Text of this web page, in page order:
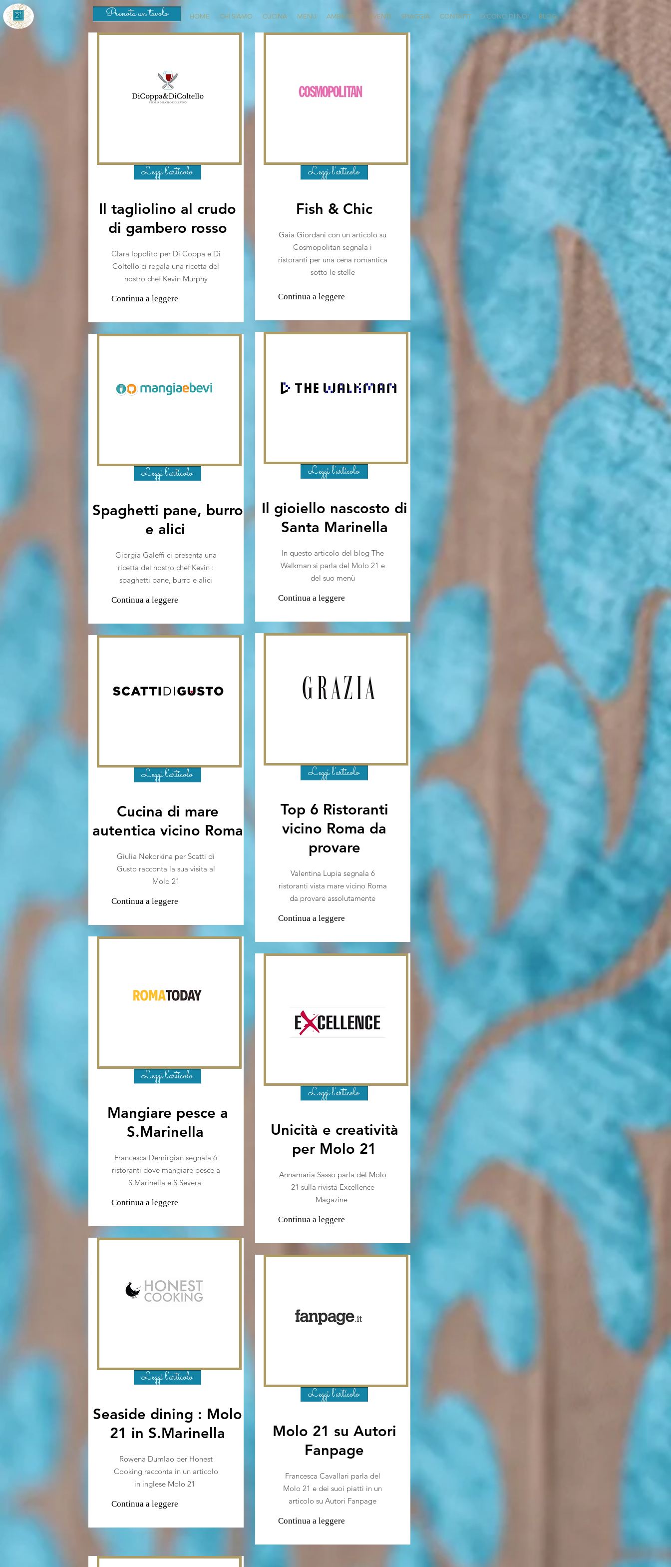
Prenota un tavolo HOME CHI SIAMO CUCINA MENU AMBIENTE EVENTI SPIAGGIA CONTATTI DICONO DI NOI BLOG
Leggi l'articolo
Il tagliolino al crudo
di gambero rosso
Clara Ippolito per Di Coppa e Di
Coltello ci regala una ricetta del
nostro chef Kevin Murphy
Continua a leggere
Leggi l'articolo
Spaghetti pane, burro
e alici
Giorgia Galeffi ci presenta una
ricetta del nostro chef Kevin :
spaghetti pane, burro e alici
Continua a leggere
Leggi l'articolo
Cucina di mare
autentica vicino Roma
Giulia Nekorkina per Scatti di
Gusto racconta la sua visita al
Molo 21
Continua a leggere
Leggi l'articolo
Mangiare pesce a
S.Marinella
Francesca Demirgian segnala 6
ristoranti dove mangiare pesce a
S.Marinella e S.Severa
Continua a leggere
Leggi l'articolo
Seaside dining : Molo
21 in S.Marinella
Rowena Dumlao per Honest
Cooking racconta in un articolo
in inglese Molo 21
Continua a leggere
Leggi l'articolo
Fish & Chic
Gaia Giordani con un articolo su
Cosmopolitan segnala i
ristoranti per una cena romantica
sotto le stelle
Continua a leggere
Leggi l'articolo
Il gioiello nascosto di
Santa Marinella
In questo articolo del blog The
Walkman si parla del Molo 21 e
del suo menù
Continua a leggere
Leggi l'articolo
Top 6 Ristoranti
vicino Roma da
provare
Valentina Lupia segnala 6
ristoranti vista mare vicino Roma
da provare assolutamente
Continua a leggere
Leggi l'articolo
Unicità e creatività
per Molo 21
Annamaria Sasso parla del Molo
21 sulla rivista Excellence
Magazine
Continua a leggere
Leggi l'articolo
Molo 21 su Autori
Fanpage
Francesca Cavallari parla del
Molo 21 e dei suoi piatti in un
articolo su Autori Fanpage
Continua a leggere